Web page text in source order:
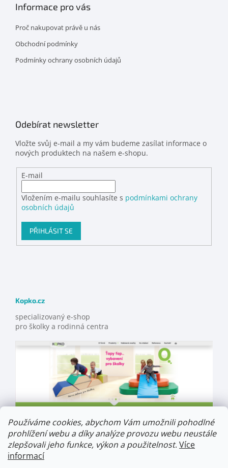
Používáme cookies, abychom Vám umožnili pohodlné
prohlížení webu a díky analýze provozu webu neustále
zlepšovali jeho funkce, výkon a použitelnost. Více
informací
Informace pro vás
Proč nakupovat právě u nás
Obchodní podmínky
Podmínky ochrany osobních údajů
Odebírat newsletter
Vložte svůj e-mail a my vám budeme zasílat informace o
nových produktech na našem e-shopu.
E-mail
Vložením e-mailu souhlasíte s podmínkami ochrany
osobních údajů
PŘIHLÁSIT SE
Kopko.cz
specializovaný e-shop
pro školky a rodinná centra